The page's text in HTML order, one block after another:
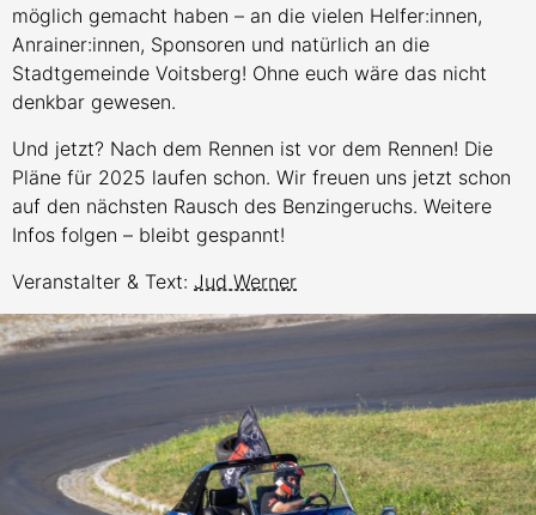
möglich gemacht haben – an die vielen Helfer:innen,
Anrainer:innen, Sponsoren und natürlich an die
Stadtgemeinde Voitsberg! Ohne euch wäre das nicht
denkbar gewesen.
Und jetzt? Nach dem Rennen ist vor dem Rennen! Die
Pläne für 2025 laufen schon. Wir freuen uns jetzt schon
auf den nächsten Rausch des Benzingeruchs. Weitere
Infos folgen – bleibt gespannt!
Veranstalter & Text: Jud Werner